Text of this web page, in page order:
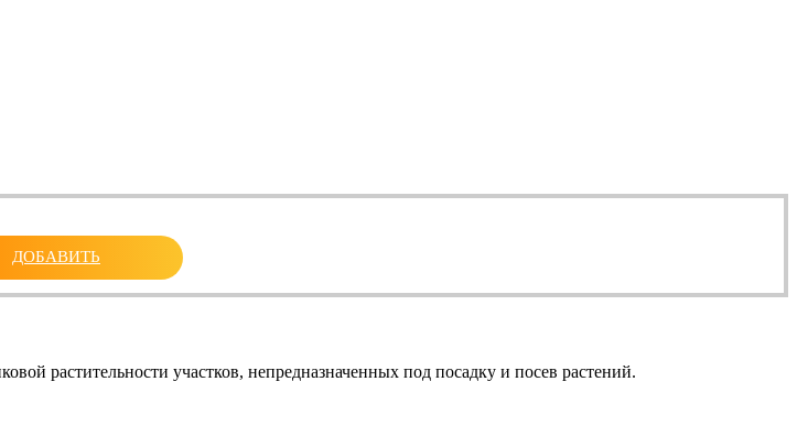
ДОБАВИТЬ
растительности участков, непредназначенных под посадку и посев растений.